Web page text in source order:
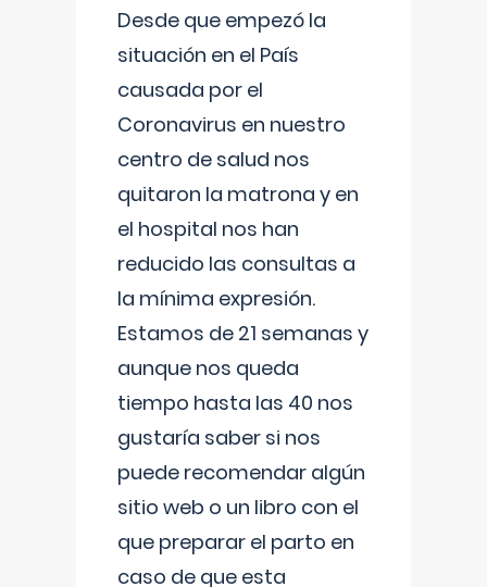
Desde que empezó la
situación en el País
causada por el
Coronavirus en nuestro
centro de salud nos
quitaron la matrona y en
el hospital nos han
reducido las consultas a
la mínima expresión.
Estamos de 21 semanas y
aunque nos queda
tiempo hasta las 40 nos
gustaría saber si nos
puede recomendar algún
sitio web o un libro con el
que preparar el parto en
caso de que esta